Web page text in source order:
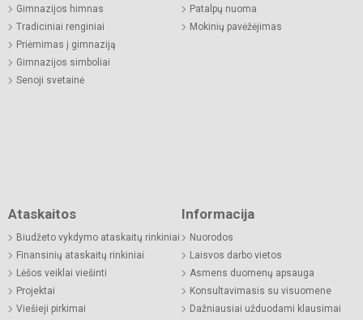
Gimnazijos himnas
Tradiciniai renginiai
Priėmimas į gimnaziją
Gimnazijos simboliai
Senoji svetainė
Patalpų nuoma
Mokinių pavėžėjimas
Ataskaitos
Biudžeto vykdymo ataskaitų rinkiniai
Finansinių ataskaitų rinkiniai
Lėšos veiklai viešinti
Projektai
Viešieji pirkimai
Informacija
Nuorodos
Laisvos darbo vietos
Asmens duomenų apsauga
Konsultavimasis su visuomene
Dažniausiai užduodami klausimai